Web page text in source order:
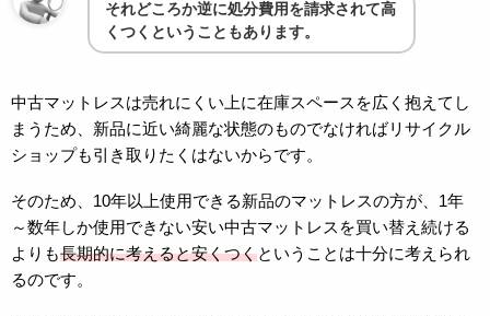
それどころか逆に処分費用を請求されて高
くつくということもあります。
中古マットレスは売れにくい上に在庫スペースを広く抱えてし
まうため、新品に近い綺麗な状態のものでなければリサイクル
ショップも引き取りたくはないからです。
そのため、10年以上使用できる新品のマットレスの方が、1年
～数年しか使用できない安い中古マットレスを買い替え続ける
よりも長期的に考えると安くつく ということは十分に考えられ
るのです。